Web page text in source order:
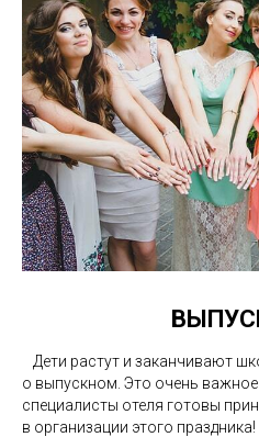
⠀Дети растут и заканчивают
о выпускном. Это очень важное
специалисты отеля готовы
в организации этого праздника!